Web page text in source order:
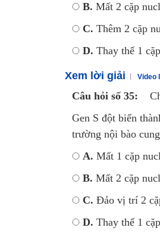
B. Mất 2 cặp
C. Thêm 2 cặp
D. Thay thế 1
Xem lời giải Video
Câu hỏi số 35:
Gen S đột biến
trường nội bào
A. Mất 1 cặp
B. Mất 2 cặp
C. Đảo vị trí 2
D. Thay thế 1